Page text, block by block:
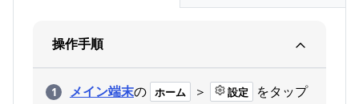
操作手順
メイン端末の ホーム ＞ 設定 をタップ